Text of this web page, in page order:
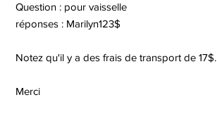
Question : pour vaisselle
réponses : Marilyn123$
Notez qu'il y a des frais de transport de 17$.
Merci